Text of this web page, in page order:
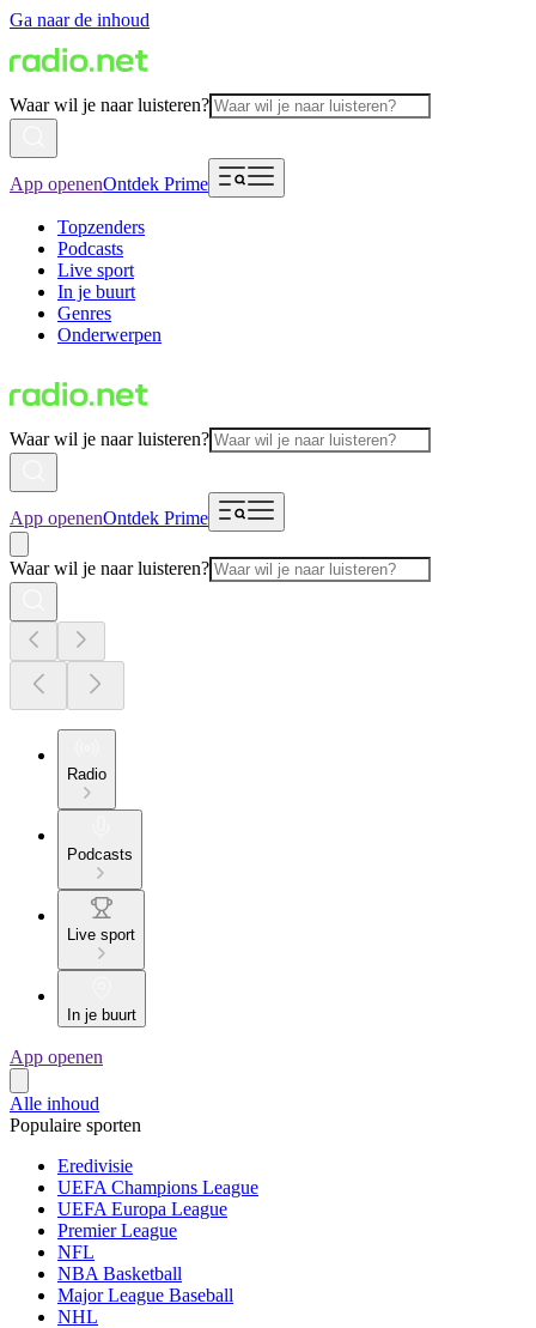
Ga naar de inhoud
Waar wil je naar luisteren?
App openenOntdek Prime
Topzenders
Podcasts
Live sport
In je buurt
Genres
Onderwerpen
Waar wil je naar luisteren?
App openenOntdek Prime
Waar wil je naar luisteren?
Radio
Podcasts
Live sport
In je buurt
App openen
Alle inhoud
Populaire sporten
Eredivisie
UEFA Champions League
UEFA Europa League
Premier League
NFL
NBA Basketball
Major League Baseball
NHL